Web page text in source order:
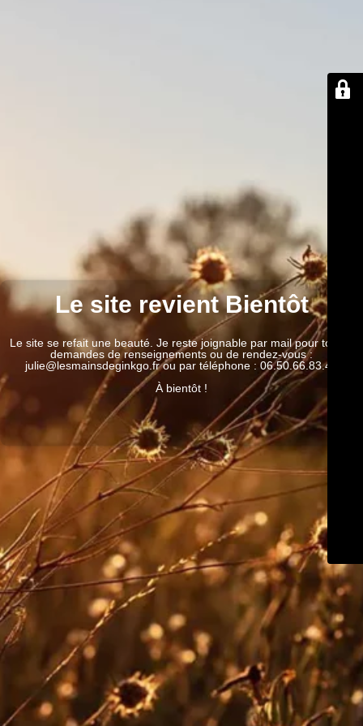
Le site revient Bientôt
Le site se refait une beauté. Je reste joignable par mail pour toutes
demandes de renseignements ou de rendez-vous :
julie@lesmainsdeginkgo.fr ou par téléphone : 06.50.66.83.42
À bientôt !